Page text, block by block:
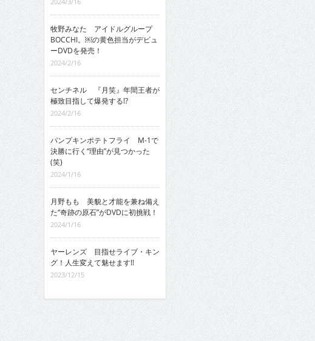
牧野みなた アイドルグループ
BOCCHI。￼の黄色担当がデビュ
ーDVDを発売！
2024/2/16
センチネル 『月笑』年間王者が
極致目指して爆発する!?
2024/2/16
パンプキンポテトフライ M-1で
決勝に行く“理由”が見つかった
(笑)
2024/1/16
月野もも 美貌と才能を兼ね備え
た“奇跡の原石”がDVDに初挑戦！
2024/1/16
ヤーレンズ 目指せライブ・キン
グ！人生変えて魅せます!!
2023/12/15